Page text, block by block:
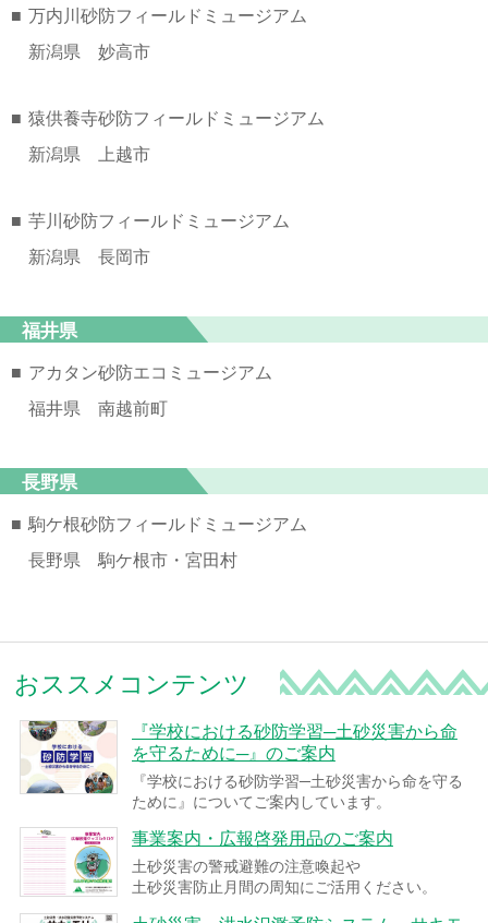
■ 万内川砂防フィールドミュージアム
新潟県 妙高市
■ 猿供養寺砂防フィールドミュージアム
新潟県 上越市
■ 芋川砂防フィールドミュージアム
新潟県 長岡市
福井県
■ アカタン砂防エコミュージアム
福井県 南越前町
長野県
■ 駒ケ根砂防フィールドミュージアム
長野県 駒ケ根市・宮田村
おススメコンテンツ
『学校における砂防学習─土砂災害から命
を守るために─』のご案内
『学校における砂防学習─土砂災害から命を守る
ために』についてご案内しています。
事業案内・広報啓発用品のご案内
土砂災害の警戒避難の注意喚起や
土砂災害防止月間の周知にご活用ください。